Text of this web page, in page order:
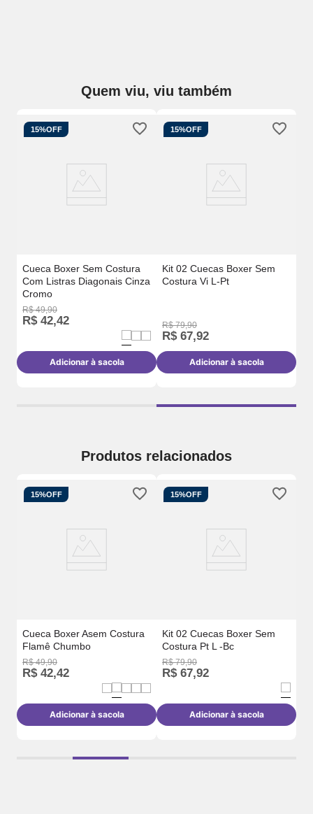
Quem viu, viu também
15%OFF
Cueca Boxer Sem Costura
Com Listras Diagonais Cinza
Cromo
R$ 49,90
R$ 42,42
Adicionar à sacola
15%OFF
Kit 02 Cuecas Boxer Sem
Costura Vi L-Pt
R$ 79,90
R$ 67,92
Adicionar à sacola
Produtos relacionados
15%OFF
Cueca Boxer Asem Costura
Flamê Chumbo
R$ 49,90
R$ 42,42
Adicionar à sacola
15%OFF
Kit 02 Cuecas Boxer Sem
Costura Pt L -Bc
R$ 79,90
R$ 67,92
Adicionar à sacola